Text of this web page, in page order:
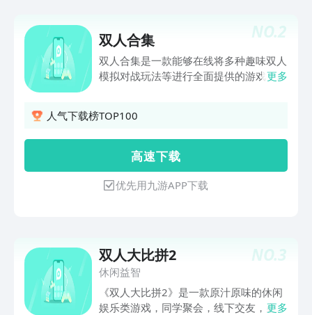
NO.2
双人合集
双人合集是一款能够在线将多种趣味双人
模拟对战玩法等进行全面提供的游戏，玩
战，从而对最终的胜利等进行全面争夺。
更多
人气下载榜TOP100
高 速 下 载
优先用九游APP下载
NO.3
双人大比拼2
休闲益智
《双人大比拼2》是一款原汁原味的休闲
娱乐类游戏，同学聚会，线下交友，必备
更多